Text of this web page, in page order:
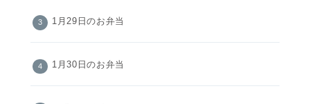
1月29日のお弁当
1月30日のお弁当